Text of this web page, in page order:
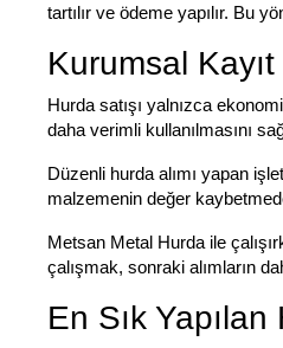
tartılır ve ödeme yapılır. Bu
Kurumsal
Hurda satışı yalnızca
daha verimli kullanılmasını
Düzenli hurda alımı yapan
malzemenin değer
Metsan Metal Hurda ile
çalışmak, sonraki alımların
En Sık